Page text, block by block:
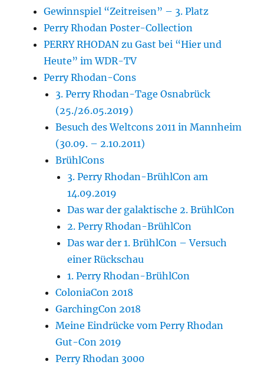
Gewinnspiel “Zeitreisen” – 3. Platz
Perry Rhodan Poster-Collection
PERRY RHODAN zu Gast bei “Hier und
Heute” im WDR-TV
Perry Rhodan-Cons
3. Perry Rhodan-Tage Osnabrück
(25./26.05.2019)
Besuch des Weltcons 2011 in Mannheim
(30.09. – 2.10.2011)
BrühlCons
3. Perry Rhodan-BrühlCon am
14.09.2019
Das war der galaktische 2. BrühlCon
2. Perry Rhodan-BrühlCon
Das war der 1. BrühlCon – Versuch
einer Rückschau
1. Perry Rhodan-BrühlCon
ColoniaCon 2018
GarchingCon 2018
Meine Eindrücke vom Perry Rhodan
Gut-Con 2019
Perry Rhodan 3000